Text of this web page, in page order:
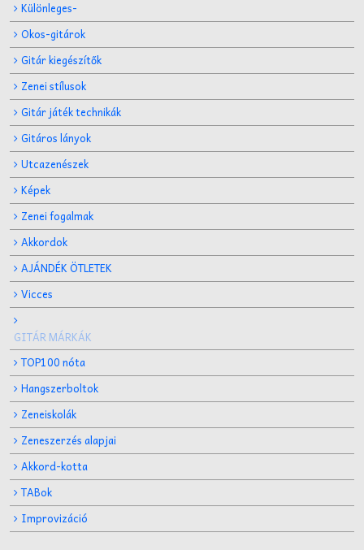
Különleges-
Okos-gitárok
Gitár kiegészítők
Zenei stílusok
Gitár játék technikák
Gitáros lányok
Utcazenészek
Képek
Zenei fogalmak
Akkordok
AJÁNDÉK ÖTLETEK
Vicces
GITÁR MÁRKÁK
TOP100 nóta
Hangszerboltok
Zeneiskolák
Zeneszerzés alapjai
Akkord-kotta
TABok
Improvizáció